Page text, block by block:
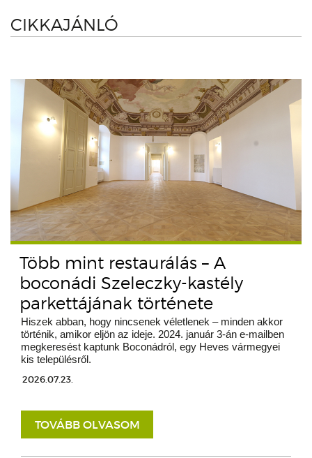
CIKKAJÁNLÓ
Több mint restaurálás – A
boconádi Szeleczky-kastély
parkettájának története
Hiszek abban, hogy nincsenek véletlenek – minden akkor
történik, amikor eljön az ideje. 2024. január 3-án e-mailben
megkeresést kaptunk Boconádról, egy Heves vármegyei
kis településről.
2026.07.23.
TOVÁBB OLVASOM